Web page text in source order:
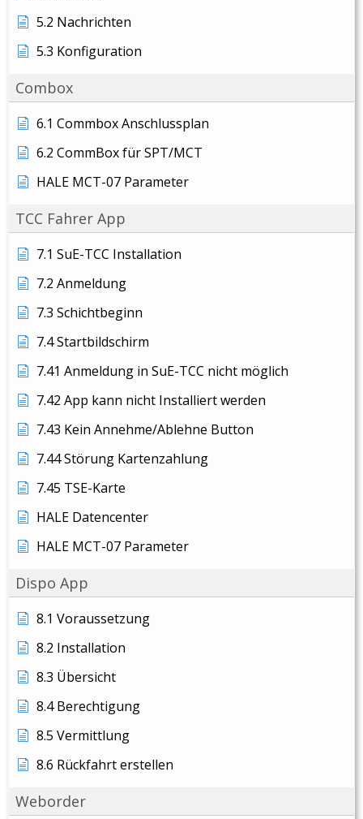
5.2 Nachrichten
5.3 Konfiguration
Combox
6.1 Commbox Anschlussplan
6.2 CommBox für SPT/MCT
HALE MCT-07 Parameter
TCC Fahrer App
7.1 SuE-TCC Installation
7.2 Anmeldung
7.3 Schichtbeginn
7.4 Startbildschirm
7.41 Anmeldung in SuE-TCC nicht möglich
7.42 App kann nicht Installiert werden
7.43 Kein Annehme/Ablehne Button
7.44 Störung Kartenzahlung
7.45 TSE-Karte
HALE Datencenter
HALE MCT-07 Parameter
Dispo App
8.1 Voraussetzung
8.2 Installation
8.3 Übersicht
8.4 Berechtigung
8.5 Vermittlung
8.6 Rückfahrt erstellen
Weborder